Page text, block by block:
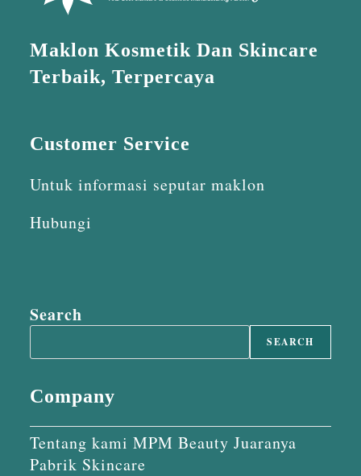
Maklon Kosmetik Dan Skincare
Terbaik, Terpercaya
Customer Service
Untuk informasi seputar maklon
Hubungi
Search
SEARCH
Company
Tentang kami MPM Beauty Juaranya
Pabrik Skincare